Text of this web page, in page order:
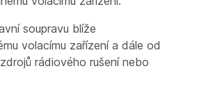
soupravu blíže
volacímu zařízení a dále od
rádiového rušení nebo